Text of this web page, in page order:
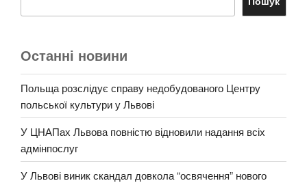
Останні новини
Польща розслідує справу недобудованого Центру
польської культури у Львові
У ЦНАПах Львова повністю відновили надання всіх
адмінпослуг
У Львові виник скандал довкола “освячення” нового